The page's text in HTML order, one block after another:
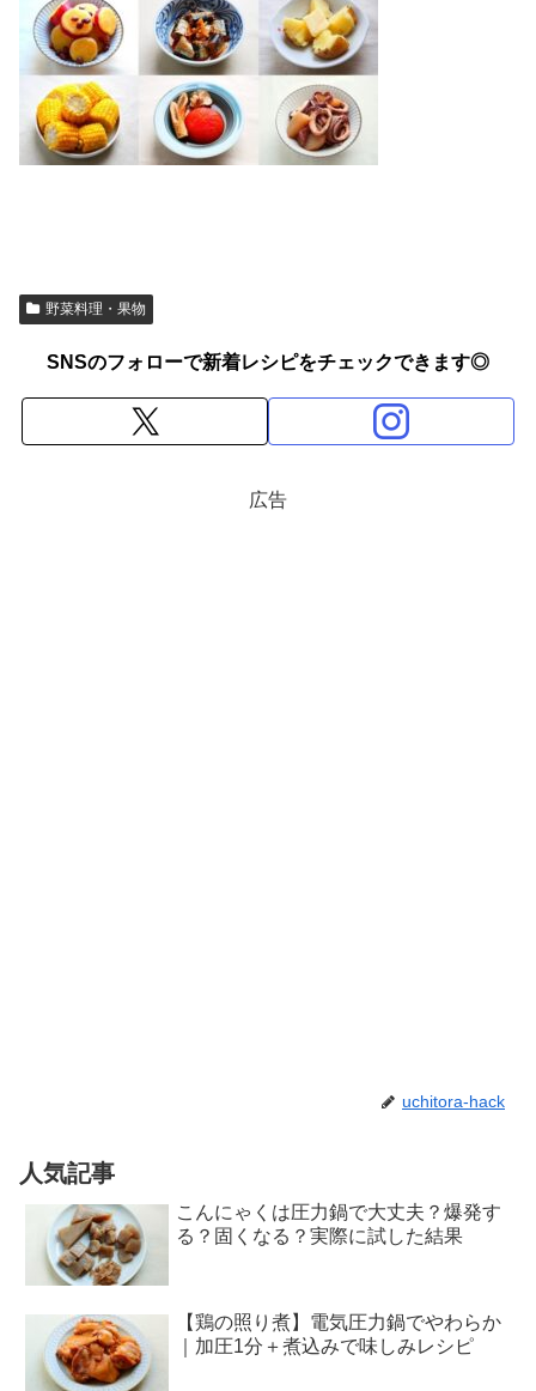
野菜料理・果物
SNSのフォローで新着レシピをチェックできます◎
広告
uchitora-hack
人気記事
こんにゃくは圧力鍋で大丈夫？爆発す
る？固くなる？実際に試した結果
【鶏の照り煮】電気圧力鍋でやわらか
｜加圧1分＋煮込みで味しみレシピ